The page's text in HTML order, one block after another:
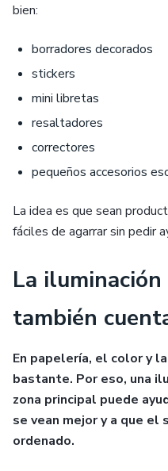
bien:
borradores decorados
stickers
mini libretas
resaltadores
correctores
pequeños accesorios
La idea es que sean
fáciles de agarrar sin pedir
La
también
En papelería, el color y
bastante. Por eso, una
zona principal puede
se vean mejor y a que el
ordenado.